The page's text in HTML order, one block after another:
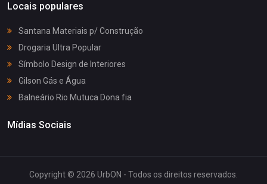
Locais populares
Santana Materiais p/ Construção
Drogaria Ultra Popular
Símbolo Design de Interiores
Gilson Gás e Água
Balneário Rio Mutuca Dona fia
Mídias Sociais
Copyright © 2026 UrbON - Todos os direitos reservados.